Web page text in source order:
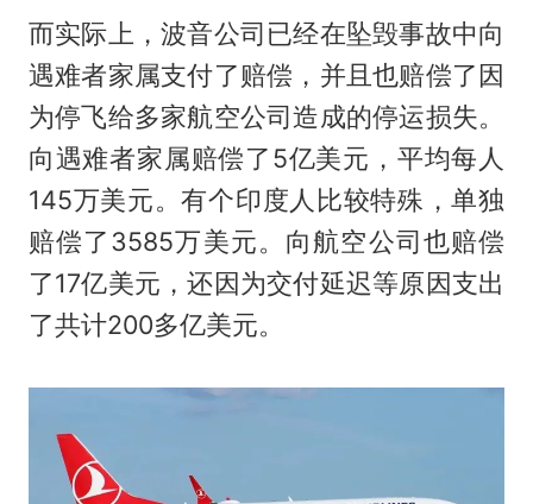
而实际上，波音公司已经在坠毁事故中向
遇难者家属支付了赔偿，并且也赔偿了因
为停飞给多家航空公司造成的停运损失。
向遇难者家属赔偿了5亿美元，平均每人
145万美元。有个印度人比较特殊，单独
赔偿了3585万美元。向航空公司也赔偿
了17亿美元，还因为交付延迟等原因支出
了共计200多亿美元。